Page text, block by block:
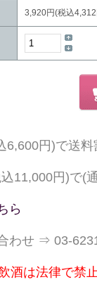
3,920円(税込
6,600円)で送料
11,000円)で(
ら
わせ ⇒ 03-
酒は法律で禁